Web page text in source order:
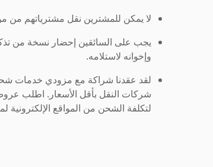
لا يمكن للمشترين نقل مشترياتهم من
يجب على السائقين إحضار نسخة من
وإخوانه لاستلامه.
لقد عقدنا شراكة مع مزودي خدمات
شركات النقل بأقل الأسعار. اطلب
لتكلفة الشحن من المواقع الإلكترونية